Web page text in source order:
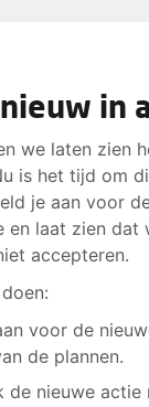
in
we laten zien
is het tijd om
je aan voor
en laat zien
accepteren.
voor de
de plannen.
de nieuwe actie